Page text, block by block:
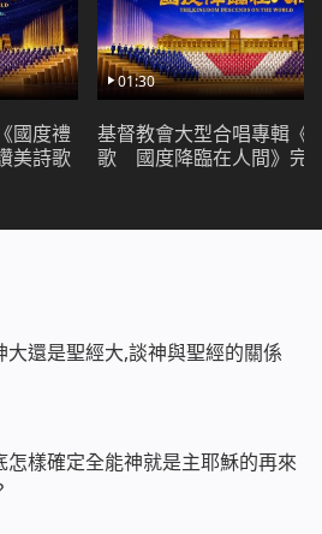
國度禮
美詩歌
01:30
基督教會大型合唱專輯《
歌 國度降臨在人間》完
大還是聖經大,談神與聖經的關係
怎樣確定全能神就是主耶穌的再來